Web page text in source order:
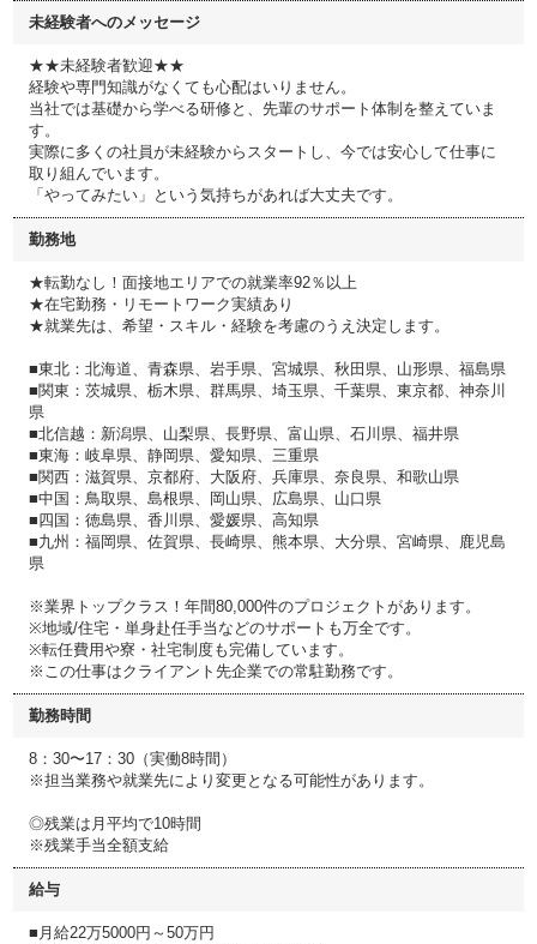
未経験者へのメッセージ
★★未経験者歓迎★★
経験や専門知識がなくても心配はいりません。
当社では基礎から学べる研修と、先輩のサポート体制を整えていま
す。
実際に多くの社員が未経験からスタートし、今では安心して仕事に
取り組んでいます。
「やってみたい」という気持ちがあれば大丈夫です。
勤務地
★転勤なし！面接地エリアでの就業率92％以上
★在宅勤務・リモートワーク実績あり
★就業先は、希望・スキル・経験を考慮のうえ決定します。
■東北：北海道、青森県、岩手県、宮城県、秋田県、山形県、福島県
■関東：茨城県、栃木県、群馬県、埼玉県、千葉県、東京都、神奈川
県
■北信越：新潟県、山梨県、長野県、富山県、石川県、福井県
■東海：岐阜県、静岡県、愛知県、三重県
■関西：滋賀県、京都府、大阪府、兵庫県、奈良県、和歌山県
■中国：鳥取県、島根県、岡山県、広島県、山口県
■四国：徳島県、香川県、愛媛県、高知県
■九州：福岡県、佐賀県、長崎県、熊本県、大分県、宮崎県、鹿児島
県
※業界トップクラス！年間80,000件のプロジェクトがあります。
※地域/住宅・単身赴任手当などのサポートも万全です。
※転任費用や寮・社宅制度も完備しています。
※この仕事はクライアント先企業での常駐勤務です。
勤務時間
8：30〜17：30（実働8時間）
※担当業務や就業先により変更となる可能性があります。
◎残業は月平均で10時間
※残業手当全額支給
給与
■月給22万5000円～50万円